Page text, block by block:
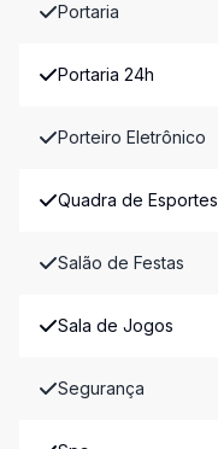
Portaria
Portaria 24h
Porteiro Eletrônico
Quadra de Esportes
Salão de Festas
Sala de Jogos
Segurança